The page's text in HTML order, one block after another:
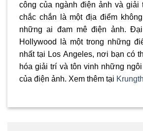
công của ngành điện ảnh và giải
chắc chắn là một địa điểm
những ai đam mê điện ảnh.
Hollywood là một trong những
nhất tại Los Angeles, nơi bạn có
hóa giải trí và tôn vinh những
của điện ảnh. Xem thêm tại